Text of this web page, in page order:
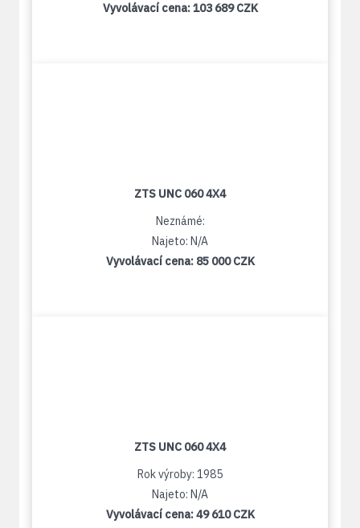
Vyvolávací cena:103 689 CZK
ZTS UNC 060 4X4
Neznámé:
Najeto: N/A
Vyvolávací cena: 85 000 CZK
ZTS UNC 060 4X4
Rok výroby: 1985
Najeto: N/A
Vyvolávací cena:49 610 CZK